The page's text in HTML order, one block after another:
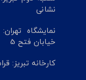
نشانی
نمایشگاه
خیابان فتح 5
کارخانه تبریز: